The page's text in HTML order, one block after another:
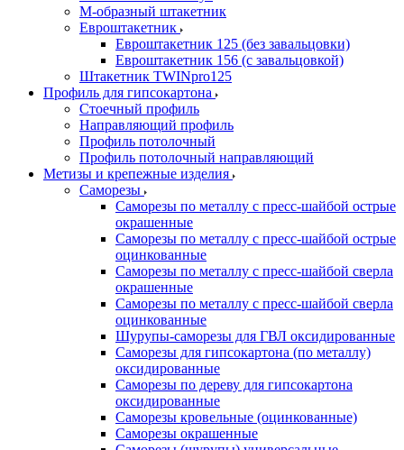
М-образный штакетник
Евроштакетник
Евроштакетник 125 (без завальцовки)
Евроштакетник 156 (с завальцовкой)
Штакетник TWINpro125
Профиль для гипсокартона
Стоечный профиль
Направляющий профиль
Профиль потолочный
Профиль потолочный направляющий
Метизы и крепежные изделия
Саморезы
Саморезы по металлу с пресс-шайбой острые
окрашенные
Саморезы по металлу с пресс-шайбой острые
оцинкованные
Саморезы по металлу с пресс-шайбой сверла
окрашенные
Саморезы по металлу с пресс-шайбой сверла
оцинкованные
Шурупы-саморезы для ГВЛ оксидированные
Саморезы для гипсокартона (по металлу)
оксидированные
Саморезы по дереву для гипсокартона
оксидированные
Саморезы кровельные (оцинкованные)
Саморезы окрашенные